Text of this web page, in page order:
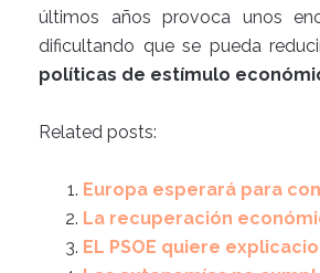
últimos años provoca unos
dificultando que se pueda
políticas de estímulo
Related posts:
Europa esperará para
La recuperación
EL PSOE quiere